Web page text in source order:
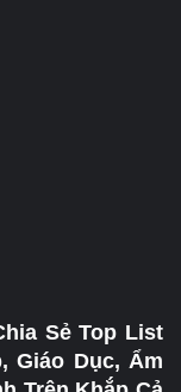
Sẻ Top List
Giáo Dục, Ẩm